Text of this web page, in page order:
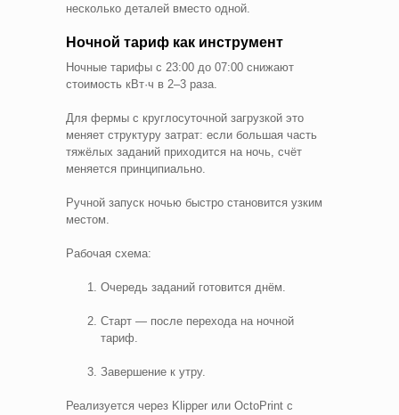
несколько деталей вместо одной.
Ночной тариф как инструмент
Ночные тарифы с 23:00 до 07:00 снижают
стоимость кВт·ч в 2–3 раза.
Для фермы с круглосуточной загрузкой это
меняет структуру затрат: если большая часть
тяжёлых заданий приходится на ночь, счёт
меняется принципиально.
Ручной запуск ночью быстро становится узким
местом.
Рабочая схема:
Очередь заданий готовится днём.
Старт — после перехода на ночной
тариф.
Завершение к утру.
Реализуется через Klipper или OctoPrint с